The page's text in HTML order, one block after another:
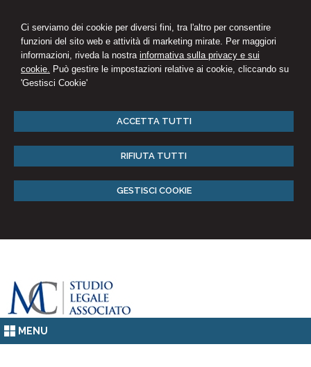
Ci serviamo dei cookie per diversi fini, tra l'altro per consentire
funzioni del sito web e attività di marketing mirate. Per maggiori
informazioni, riveda la nostra informativa sulla privacy e sui
cookie. Può gestire le impostazioni relative ai cookie, cliccando su
'Gestisci Cookie'
ACCETTA TUTTI
RIFIUTA TUTTI
GESTISCI COOKIE
MENU